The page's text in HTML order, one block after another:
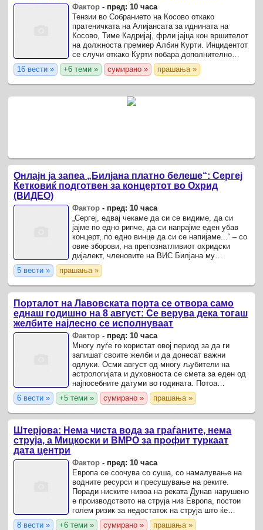
Фактор - пред: 10 часа
Тензии во Собранието на Косово откако
пратеничката на Алијансата за иднината на
Косово, Тиме Кадријај, фрли јајца кон вршителот
на должноста премиер Албин Курти. Инцидентот
се случи откако Курти побара дополнително
време за политички договор со партиите,
посочувајќи дека сака да ...
16 вести » +6 теми » сумирано » прашања »
Онлајн ја запеа „Билјана платно белеше“: Сергеј
Ќетковиќ подготвен за концертот во Охрид
(ВИДЕО)
Фактор - пред: 10 часа
„Сергеј, едвај чекаме да си се видиме, да си
јајме по едно рипче, да си напрајме еден убав
концерт, по едно винце да си се напијаме...“ – со
овие зборови, на препознатливиот охридски
дијалект, членовите на ВИС Билјана му
испратија оригинална видеопорака на Сергеј
Ќетковиќ во ...
5 вести » прашања »
Порталот на Лавовската порта се отвора само
еднаш годишно на 8 август: Се верува дека тогаш
желбите најлесно се исполнуваат
Фактор - пред: 10 часа
Многу луѓе го користат овој период за да ги
запишат своите желби и да донесат важни
одлуки. Осми август од многу љубители на
астрологијата и духовноста се смета за еден од
најпосебните датуми во годината. Потоа
Порталот на Лавовата Порта го достигнува
својот врв, период за кој ...
6 вести » +5 теми » сумирано » прашања »
Штерјова: Нема чиста вода за граѓаните, нема
струја, а Мицкоски и ВМРО за профит туркаат
дата центри
Фактор - пред: 10 часа
Европа се соочува со суша, со намалување на
водните ресурси и пресушување на реките.
Поради ниските нивоа на реката Дунав нарушено
е производството на струја низ Европа, постои
голем ризик за недостаток на струја што ќе
доведе до значително покачување на цените.
8 вести » +6 теми » сумирано » прашања »